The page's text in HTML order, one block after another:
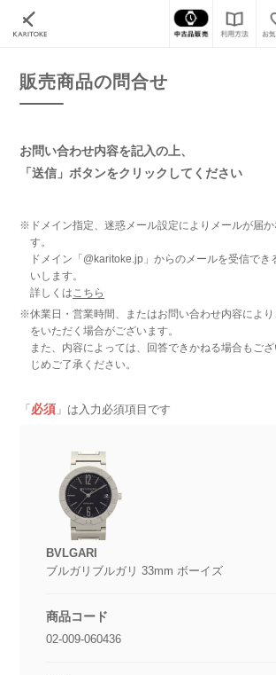
カリトケ 販売商品の問合せ
販売商品の問合せ
お問い合わせ内容を記入の上、
「送信」ボタンをクリックしてください
※ドメイン指定、迷惑メール設定によりメールが届か
す。
ドメイン「@karitoke.jp」からのメールを受信でき
いします。
詳しくはこちら
※休業日・営業時間、またはお問い合わせ内容により
をいただく場合がございます。
また、内容によっては、回答できかねる場合もご
じめご了承ください。
「 必須 」は入力必須項目です
BVLGARI
ブルガリブルガリ 33mm ボーイズ
商品コード
02-009-060436